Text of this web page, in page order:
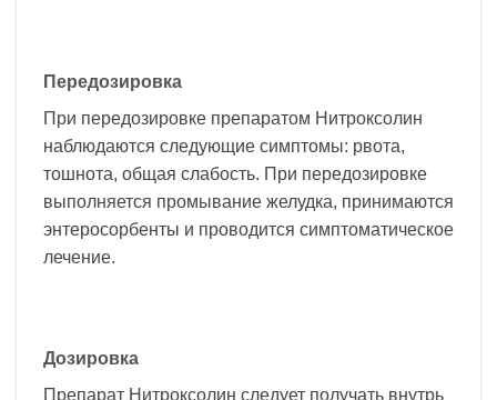
Передозировка
При передозировке препаратом Нитроксолин
наблюдаются следующие симптомы: рвота,
тошнота, общая слабость. При передозировке
выполняется промывание желудка, принимаются
энтеросорбенты и проводится симптоматическое
лечение.
Дозировка
Препарат Нитроксолин следует получать внутрь